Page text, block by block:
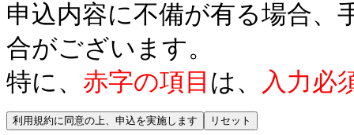
申込内容に不備が有る場合、
合がございます。
特に、 赤字の項目 は、 入力必